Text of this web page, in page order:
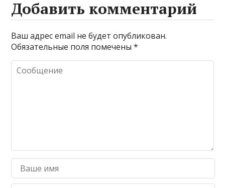
Добавить комментарий
Ваш адрес email не будет опубликован.
Обязательные поля помечены*